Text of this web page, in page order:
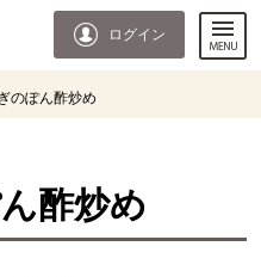
ログイン
のぽん酢炒め
酢炒め